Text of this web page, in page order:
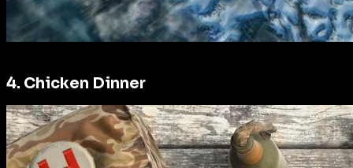
4. Chicken Dinner